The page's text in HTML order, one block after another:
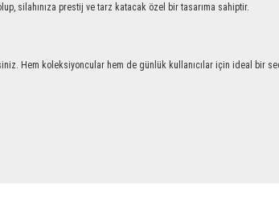
silahınıza prestij ve tarz katacak özel bir tasarıma sahiptir.
Hem koleksiyoncular hem de günlük kullanıcılar için ideal bir